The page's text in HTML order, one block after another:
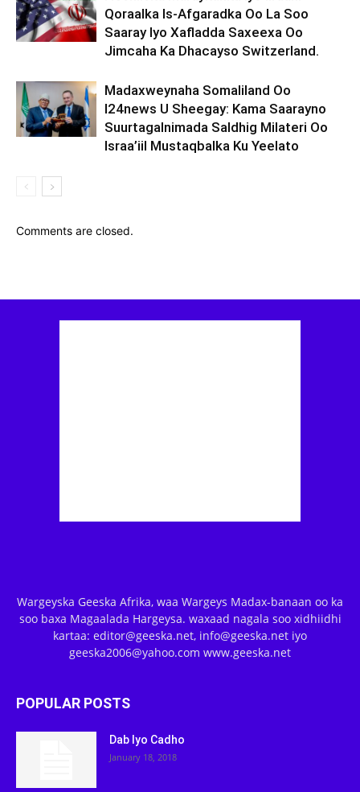
Qoraalka Is-Afgaradka Oo La Soo
Saaray Iyo Xafladda Saxeexa Oo
Jimcaha Ka Dhacayso Switzerland.
Madaxweynaha Somaliland Oo
I24news U Sheegay: Kama Saarayno
Suurtagalnimada Saldhig Milateri Oo
Israa’iil Mustaqbalka Ku Yeelato
Comments are closed.
Wargeyska Geeska Afrika, waa Wargeys Madax-banaan oo ka
soo baxa Magaalada Hargeysa. waxaad nagala soo xidhiidhi
kartaa: editor@geeska.net, info@geeska.net iyo
geeska2006@yahoo.com www.geeska.net
POPULAR POSTS
Dab Iyo Cadho
January 18, 2018